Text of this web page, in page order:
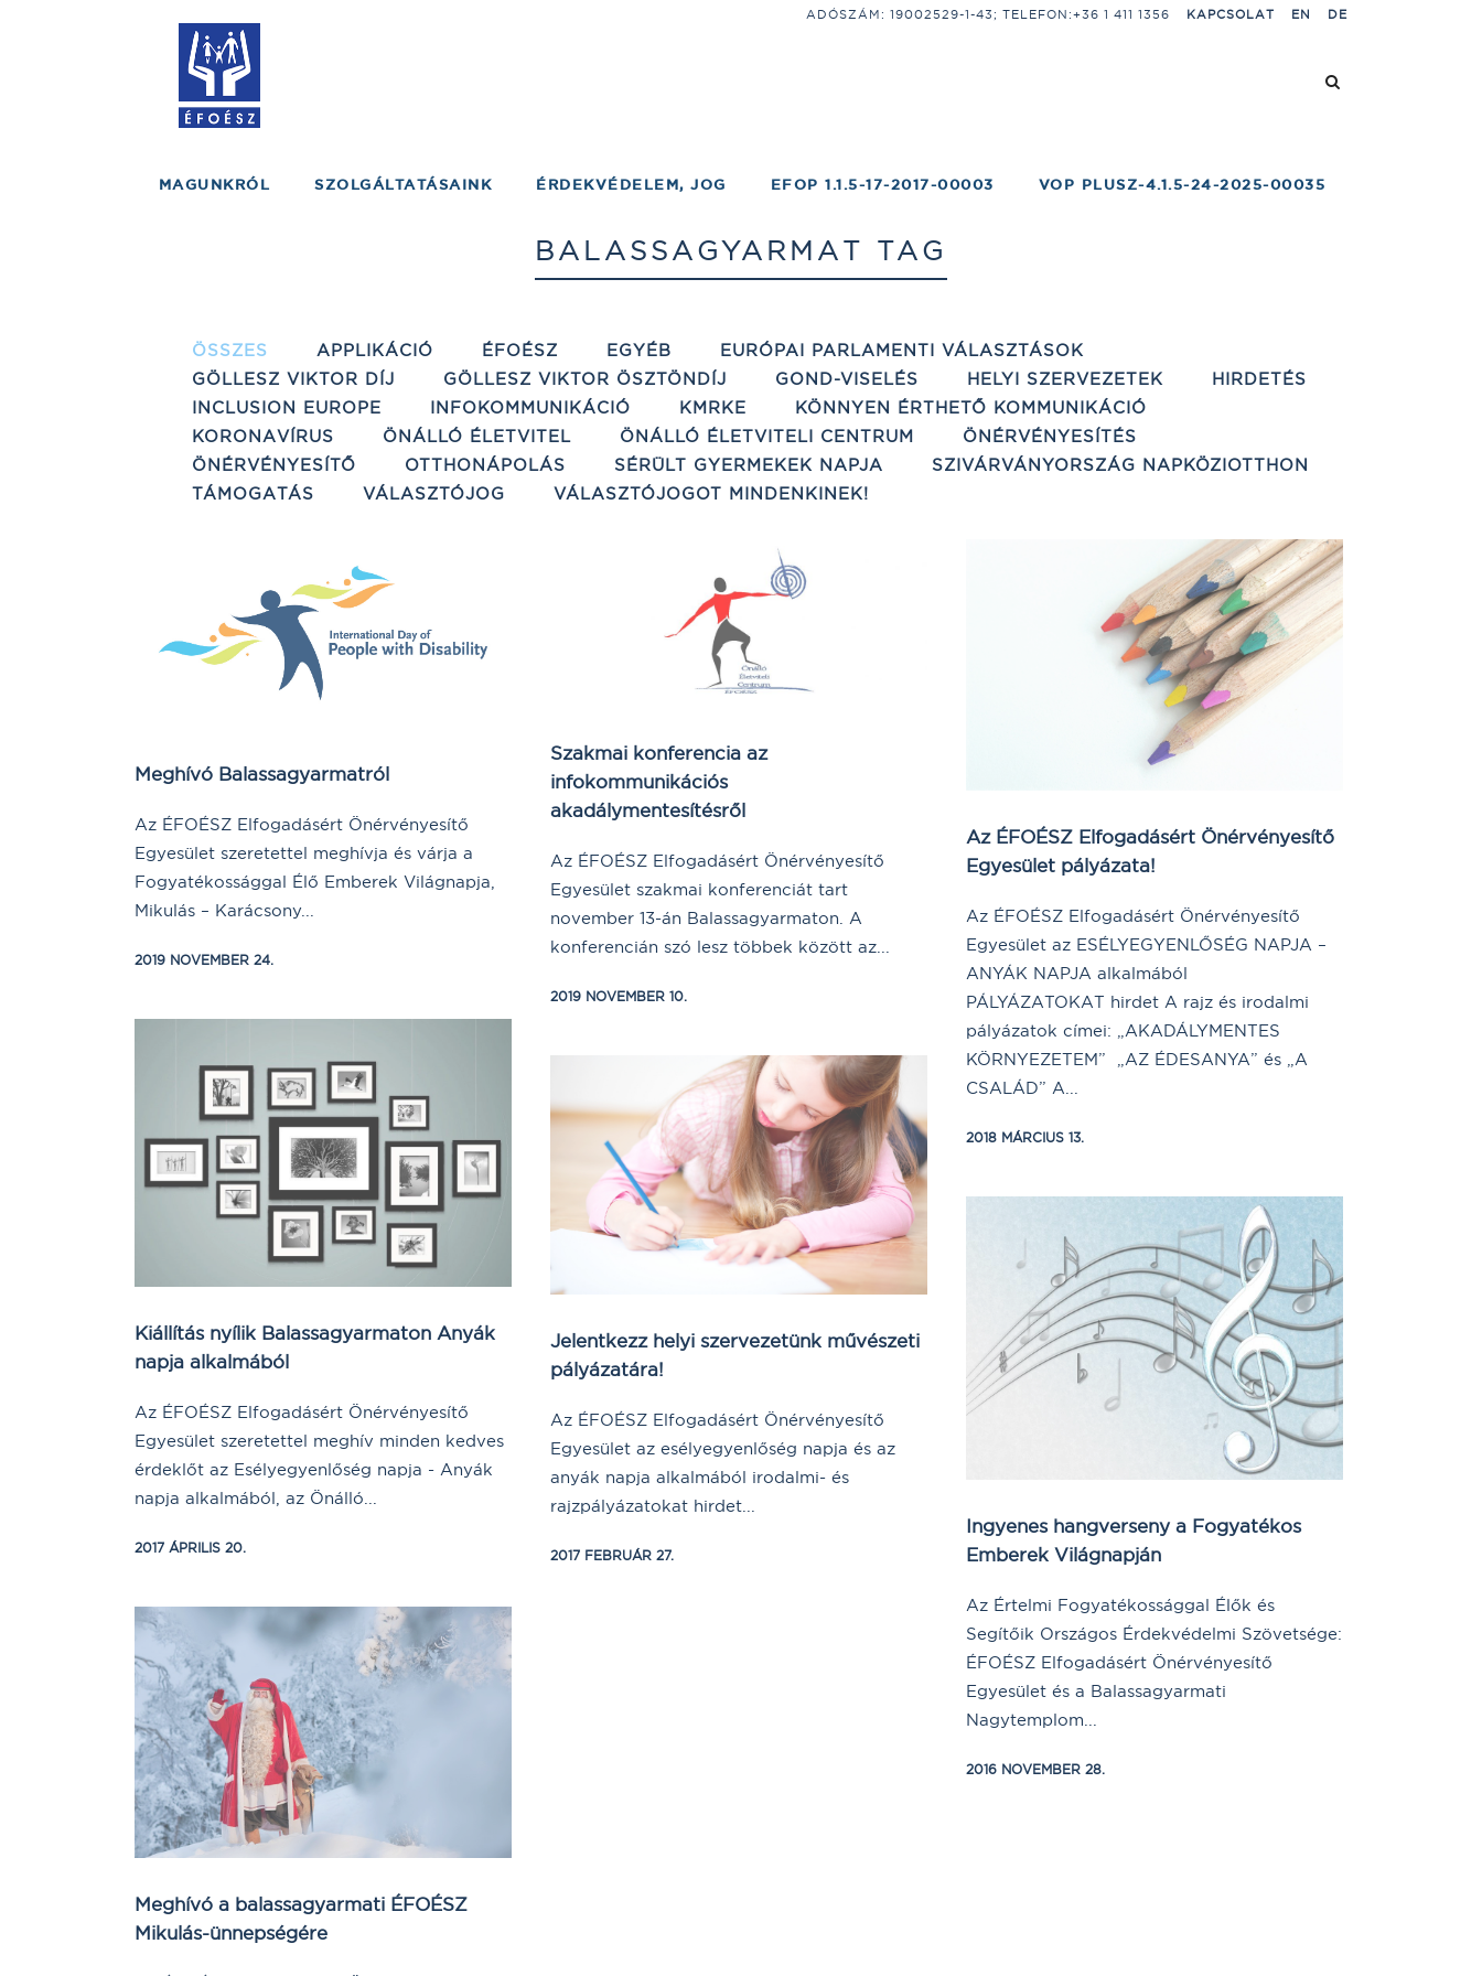
ADÓSZÁM: 19002529-1-43; TELEFON:+36 1 411 1356 KAPCSOLAT EN DE
MAGUNKRÓL SZOLGÁLTATÁSAINK ÉRDEKVÉDELEM, JOG EFOP 1.1.5-17-2017-00003 VOP PLUSZ-4.1.5-24-2025-00035
BALASSAGYARMAT TAG
ÖSSZES APPLIKÁCIÓ ÉFOÉSZ EGYÉB
EURÓPAI PARLAMENTI VÁLASZTÁSOK
GÖLLESZ VIKTOR DÍJ
GÖLLESZ VIKTOR ÖSZTÖNDÍJ GOND-VISELÉS HELYI SZERVEZETEK
HIRDETÉS
INCLUSION EUROPE
INFOKOMMUNIKÁCIÓ KMRKE
KÖNNYEN ÉRTHETŐ KOMMUNIKÁCIÓ
KORONAVÍRUS
ÖNÁLLÓ ÉLETVITEL ÖNÁLLÓ ÉLETVITELI CENTRUM
ÖNÉRVÉNYESÍTÉS
ÖNÉRVÉNYESÍTŐ
OTTHONÁPOLÁS SÉRÜLT GYERMEKEK NAPJA
SZIVÁRVÁNYORSZÁG NAPKÖZIOTTHON
TÁMOGATÁS
VÁLASZTÓJOG VÁLASZTÓJOGOT MINDENKINEK!
Meghívó Balassagyarmatról
Az ÉFOÉSZ Elfogadásért Önérvényesítő
Egyesület szeretettel meghívja és várja a
Fogyatékossággal Élő Emberek Világnapja,
Mikulás – Karácsony...
2019 NOVEMBER 24.
Szakmai konferencia az
infokommunikációs
akadálymentesítésről
Az ÉFOÉSZ Elfogadásért Önérvényesítő
Egyesület szakmai konferenciát tart
november 13-án Balassagyarmaton. A
konferencián szó lesz többek között az...
2019 NOVEMBER 10.
Az ÉFOÉSZ Elfogadásért Önérvényesítő
Egyesület pályázata!
Az ÉFOÉSZ Elfogadásért Önérvényesítő
Egyesület az ESÉLYEGYENLŐSÉG NAPJA –
ANYÁK NAPJA alkalmából
PÁLYÁZATOKAT hirdet A rajz és irodalmi
pályázatok címei: „AKADÁLYMENTES
KÖRNYEZETEM” „AZ ÉDESANYA” és „A
CSALÁD” A...
2018 MÁRCIUS 13.
Kiállítás nyílik Balassagyarmaton Anyák
napja alkalmából
Az ÉFOÉSZ Elfogadásért Önérvényesítő
Egyesület szeretettel meghív minden kedves
érdeklőt az Esélyegyenlőség napja - Anyák
napja alkalmából, az Önálló...
2017 ÁPRILIS 20.
Jelentkezz helyi szervezetünk művészeti
pályázatára!
Az ÉFOÉSZ Elfogadásért Önérvényesítő
Egyesület az esélyegyenlőség napja és az
anyák napja alkalmából irodalmi- és
rajzpályázatokat hirdet...
2017 FEBRUÁR 27.
Ingyenes hangverseny a Fogyatékos
Emberek Világnapján
Az Értelmi Fogyatékossággal Élők és
Segítőik Országos Érdekvédelmi Szövetsége:
ÉFOÉSZ Elfogadásért Önérvényesítő
Egyesület és a Balassagyarmati
Nagytemplom...
2016 NOVEMBER 28.
Meghívó a balassagyarmati ÉFOÉSZ
Mikulás-ünnepségére